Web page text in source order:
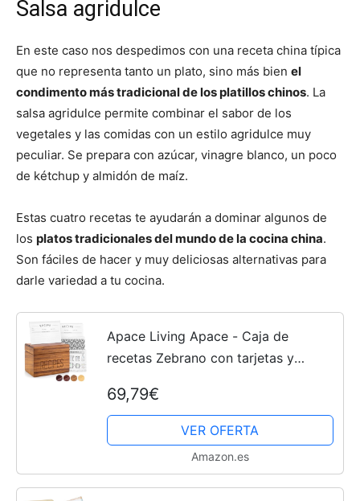
Salsa agridulce
En este caso nos despedimos con una receta china típica
que no representa tanto un plato, sino más bien el
condimento más tradicional de los platillos chinos. La
salsa agridulce permite combinar el sabor de los
vegetales y las comidas con un estilo agridulce muy
peculiar. Se prepara con azúcar, vinagre blanco, un poco
de kétchup y almidón de maíz.
Estas cuatro recetas te ayudarán a dominar algunos de
los platos tradicionales del mundo de la cocina china.
Son fáciles de hacer y muy deliciosas alternativas para
darle variedad a tu cocina.
Apace Living Apace - Caja de
recetas Zebrano con tarjetas y
de 4 x 6 - Exclusivamente de la
colección Premier - Se...
69,79€
VER OFERTA
Amazon.es